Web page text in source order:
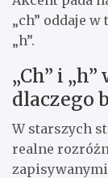
„ch” oddaje
„h”.
„Ch” i
dlaczego
W starszych
realne